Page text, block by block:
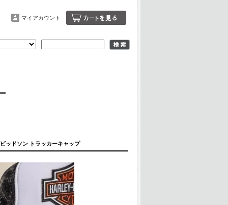
マイアカウント
ッドソン トラッカーキャップ